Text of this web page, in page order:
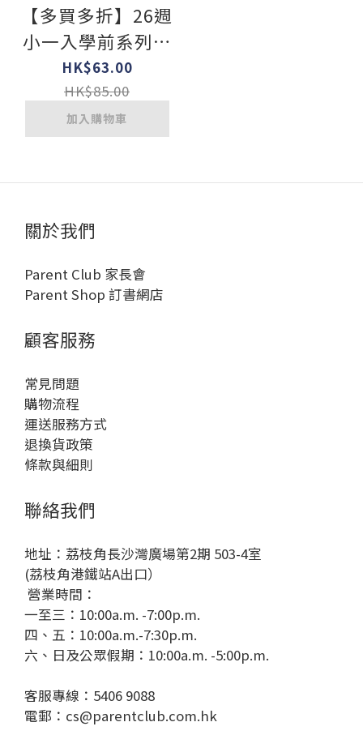
【多買多折】26週
小一入學前系列數
學科重點預習 K3A
HK$63.00
HK$85.00
加入購物車
關於我們
Parent Club 家長會
Parent Shop 訂書網店
顧客服務
常見問題
購物流程
運送服務方式
退換貨政策
條款與細則
聯絡我們
地址：荔枝角長沙灣廣場第2期 503-4室
(荔枝角港鐵站A出口）
營業時間：
一至三：10:00a.m. -7:00p.m.
四、五：10:00a.m.-7:30p.m.
六、日及公眾假期：10:00a.m. -5:00p.m.
客服專線：5406 9088
電郵：cs@parentclub.com.hk